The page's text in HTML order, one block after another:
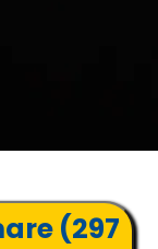
(297